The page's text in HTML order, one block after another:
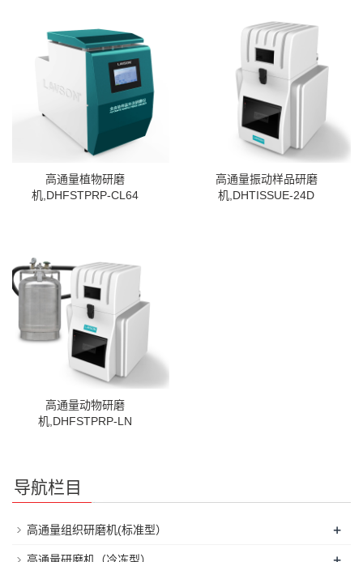
高通量植物研磨
机,DHFSTPRP-CL64
高通量振动样品研磨
机,DHTISSUE-24D
高通量动物研磨
机,DHFSTPRP-LN
导航栏目
高通量组织研磨机(标准型） +